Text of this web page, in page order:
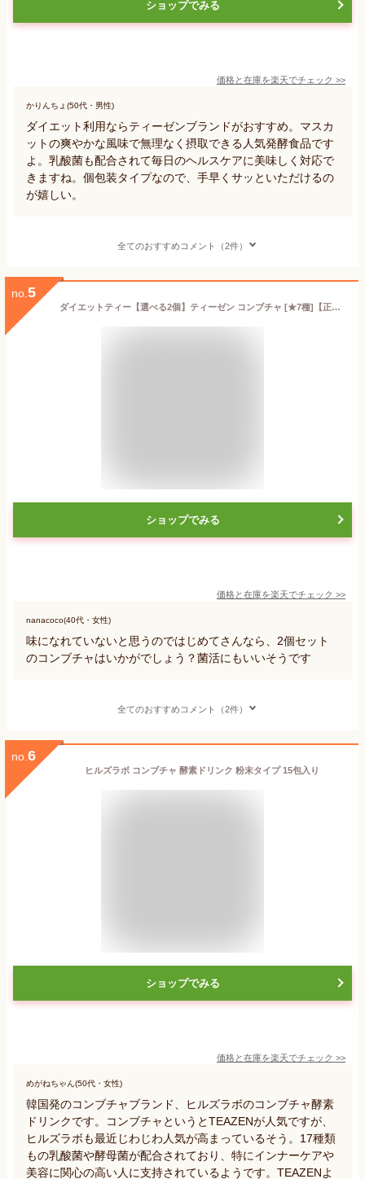
ショップでみる
価格と在庫を楽天でチェック >>
かりんちょ(50代・男性)
ダイエット利用ならティーゼンブランドがおすすめ。マスカ
ットの爽やかな風味で無理なく摂取できる人気発酵食品です
よ。乳酸菌も配合されて毎日のヘルスケアに美味しく対応で
きますね。個包装タイプなので、手早くサッといただけるの
が嬉しい。
全てのおすすめコメント（2件）
no. 5
ダイエットティー【選べる2個】ティーゼン コンブチャ [★7種]【正規品】TEAZEN KOMBUCHA レモン / ラズベリー / 梅(ウメ) / モモ(桃) / シャインマスカット / ヴァンショー / ハイボール ぶどう ダイエット紅茶 ダイエットクレンズ 菌活 腸活 発酵 コンブ茶 インナーケア
ショップでみる
価格と在庫を楽天でチェック >>
nanacoco(40代・女性)
味になれていないと思うのではじめてさんなら、2個セット
のコンブチャはいかがでしょう？菌活にもいいそうです
全てのおすすめコメント（2件）
no. 6
ヒルズラボ コンブチャ 酵素ドリンク 粉末タイプ 15包入り
ショップでみる
価格と在庫を楽天でチェック >>
めがねちゃん(50代・女性)
韓国発のコンブチャブランド、ヒルズラボのコンブチャ酵素
ドリンクです。コンブチャというとTEAZENが人気ですが、
ヒルズラボも最近じわじわ人気が高まっているそう。17種類
もの乳酸菌や酵母菌が配合されており、特にインナーケアや
美容に関心の高い人に支持されているようです。TEAZENよ